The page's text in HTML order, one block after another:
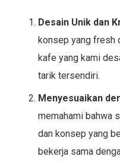
Desain Unik dan
konsep yang fresh
kafe yang kami
tarik tersendiri.
Menyesuaikan
memahami bahwa
dan konsep yang
bekerja sama